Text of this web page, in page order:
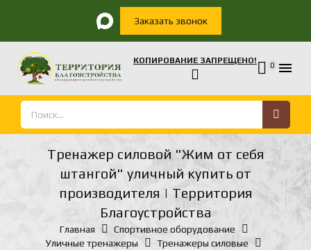
Заказать звонок
КОПИРОВАНИЕ ЗАПРЕЩЕНО! 0 
Тренажер силовой "Жим от себя
штангой" уличный купить от
производителя | Территория
Благоустройства
Главная
Спортивное оборудование
Уличные тренажеры
Тренажеры силовые